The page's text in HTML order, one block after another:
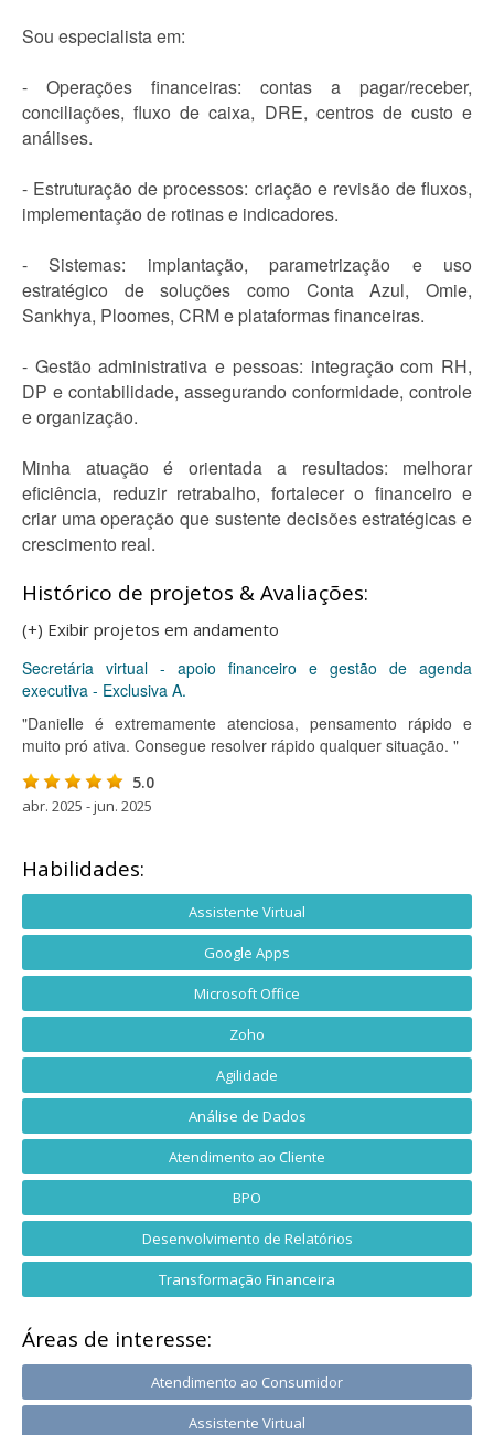
Sou especialista em:
- Operações financeiras: contas a pagar/receber,
conciliações, fluxo de caixa, DRE, centros de custo e
análises.
- Estruturação de processos: criação e revisão de fluxos,
implementação de rotinas e indicadores.
- Sistemas: implantação, parametrização e uso
estratégico de soluções como Conta Azul, Omie,
Sankhya, Ploomes, CRM e plataformas financeiras.
- Gestão administrativa e pessoas: integração com RH,
DP e contabilidade, assegurando conformidade, controle
e organização.
Minha atuação é orientada a resultados: melhorar
eficiência, reduzir retrabalho, fortalecer o financeiro e
criar uma operação que sustente decisões estratégicas e
crescimento real.
Histórico de projetos & Avaliações:
(+) Exibir projetos em andamento
Secretária virtual - apoio financeiro e gestão de agenda
executiva - Exclusiva A.
"Danielle é extremamente atenciosa, pensamento rápido e
muito pró ativa. Consegue resolver rápido qualquer situação. "
5.0
abr. 2025 - jun. 2025
Habilidades:
Assistente Virtual
Google Apps
Microsoft Office
Zoho
Agilidade
Análise de Dados
Atendimento ao Cliente
BPO
Desenvolvimento de Relatórios
Transformação Financeira
Áreas de interesse:
Atendimento ao Consumidor
Assistente Virtual